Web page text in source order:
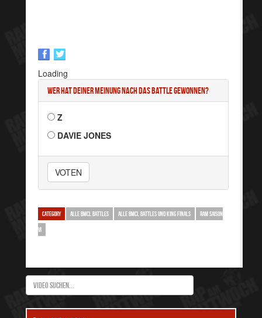
Loading
Wer hat deiner Meinung nach das Battle gewonnen?
Z
DAVIE JONES
VOTEN
CATEGORY ALLE BMCL BATTLES ALLE BMCL BATTLES UND KING FINALS RAM SAISON
VI